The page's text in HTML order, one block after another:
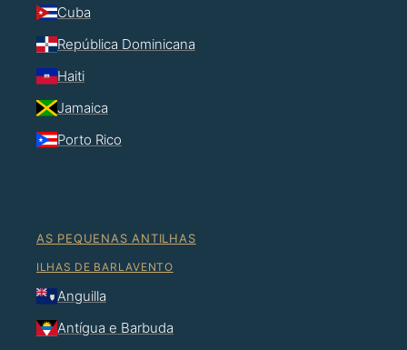
Cuba
República Dominicana
Haiti
Jamaica
Porto Rico
AS PEQUENAS ANTILHAS
ILHAS DE BARLAVENTO
Anguilla
Antígua e Barbuda